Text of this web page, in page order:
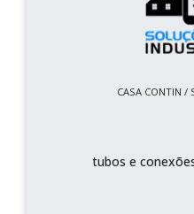
CASA CONTIN /
tubos e